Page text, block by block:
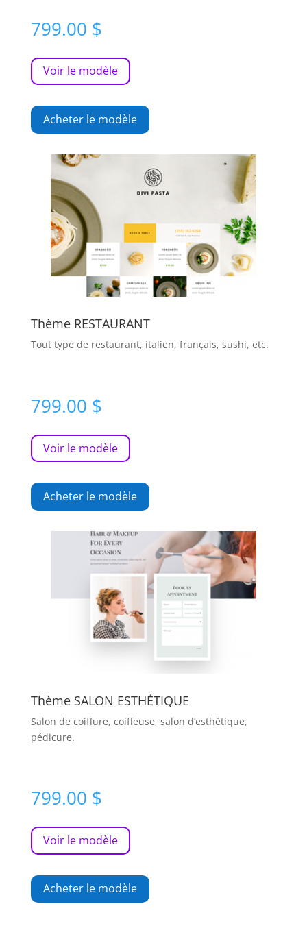
799.00 $
Voir le modèle
Acheter le modèle
Thème RESTAURANT
Tout type de restaurant, italien, français, sushi, etc.
799.00 $
Voir le modèle
Acheter le modèle
Thème SALON ESTHÉTIQUE
Salon de coiffure, coiffeuse, salon d’esthétique,
pédicure.
799.00 $
Voir le modèle
Acheter le modèle